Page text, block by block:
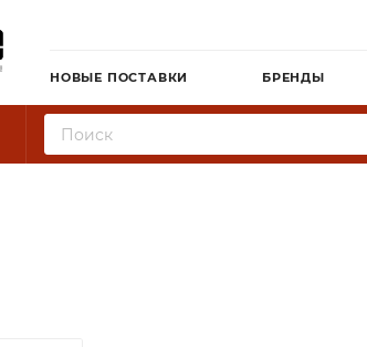
НОВЫЕ ПОСТАВКИ БРЕНДЫ